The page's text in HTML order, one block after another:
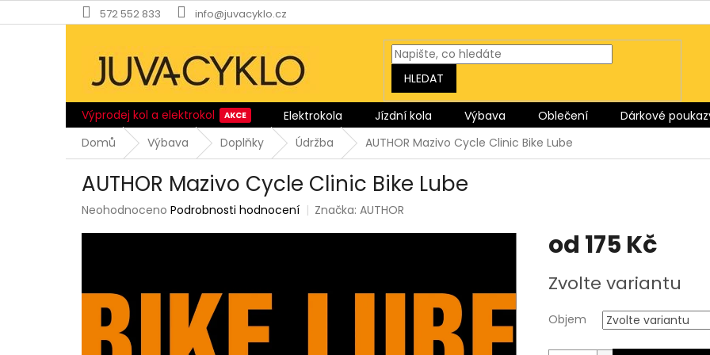
na
572 552 833 info@juvacyklo.cz
HLEDAT
Výprodej kol a elektrokol Elektrokola Jízdní kola Výbava Oblečení Dárkové
Domů
Výbava Doplňky Údržba AUTHOR Mazivo Cycle Clinic Bike Lube
AUTHOR Mazivo Cycle Clinic Bike Lube
Průměrné
hvězdiček.
Neohodnoceno Podrobnosti hodnocení Značka:AUTHOR
od 175 Kč
cena:
Zvolte variantu
Objem